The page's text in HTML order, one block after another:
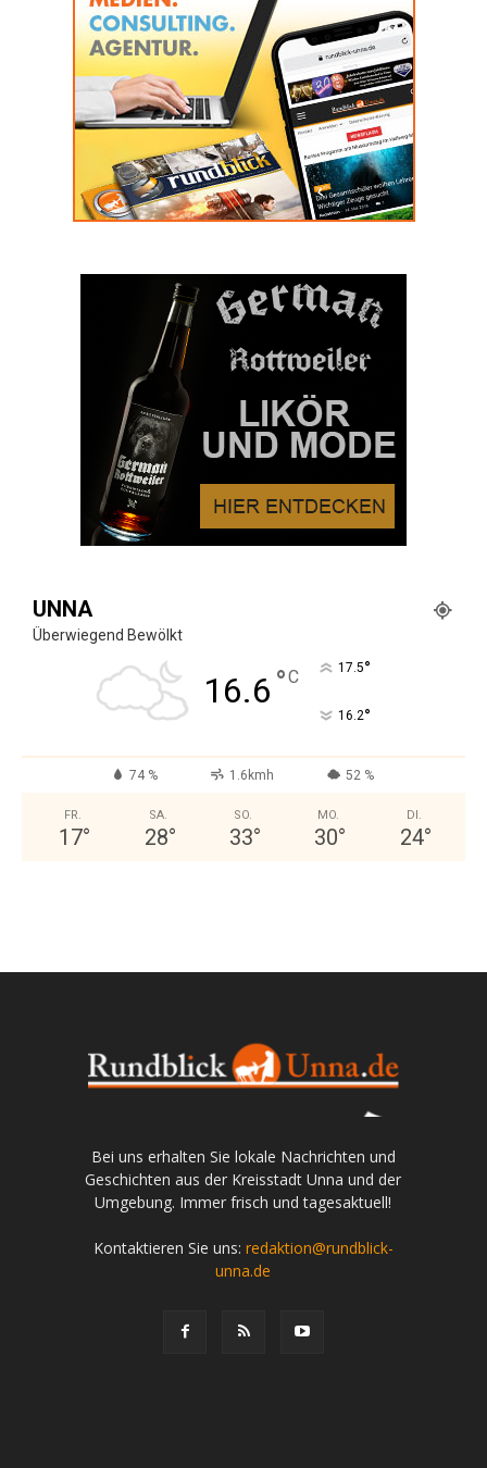
UNNA
Überwiegend Bewölkt
16.6 °C 17.5°
16.2°
74 % 1.6kmh 52 %
FR.
17°
SA.
28°
SO.
33°
MO.
30°
DI.
24°
Bei uns erhalten Sie lokale Nachrichten und
Geschichten aus der Kreisstadt Unna und der
Umgebung. Immer frisch und tagesaktuell!
Kontaktieren Sie uns: redaktion@rundblick-
unna.de